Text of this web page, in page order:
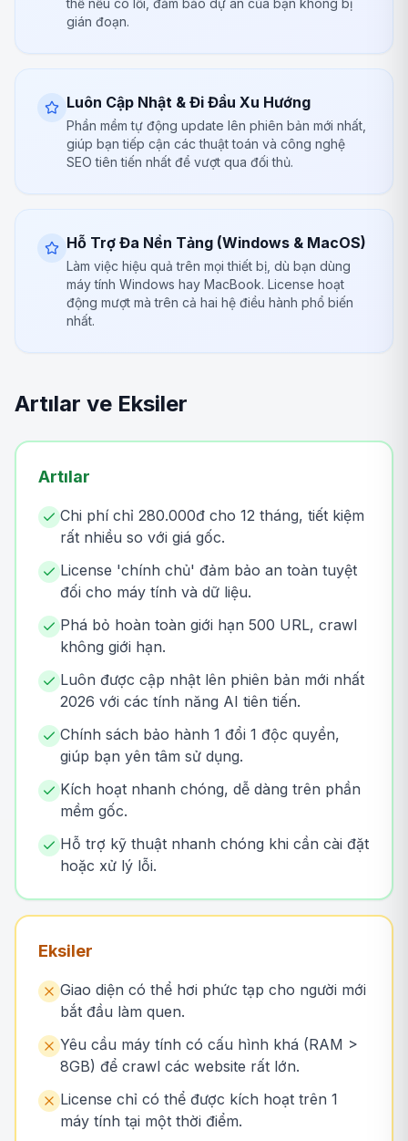
thế nếu có lỗi, đảm bảo dự án của bạn không bị
gián đoạn.
Luôn Cập Nhật & Đi Đầu Xu Hướng
Phần mềm tự động update lên phiên bản mới nhất,
giúp bạn tiếp cận các thuật toán và công nghệ
SEO tiên tiến nhất để vượt qua đối thủ.
Hỗ Trợ Đa Nền Tảng (Windows & MacOS)
Làm việc hiệu quả trên mọi thiết bị, dù bạn dùng
máy tính Windows hay MacBook. License hoạt
động mượt mà trên cả hai hệ điều hành phổ biến
nhất.
Artılar ve Eksiler
Artılar
Chi phí chỉ 280.000đ cho 12 tháng, tiết kiệm
rất nhiều so với giá gốc.
License 'chính chủ' đảm bảo an toàn tuyệt
đối cho máy tính và dữ liệu.
Phá bỏ hoàn toàn giới hạn 500 URL, crawl
không giới hạn.
Luôn được cập nhật lên phiên bản mới nhất
2026 với các tính năng AI tiên tiến.
Chính sách bảo hành 1 đổi 1 độc quyền,
giúp bạn yên tâm sử dụng.
Kích hoạt nhanh chóng, dễ dàng trên phần
mềm gốc.
Hỗ trợ kỹ thuật nhanh chóng khi cần cài đặt
hoặc xử lý lỗi.
Eksiler
Giao diện có thể hơi phức tạp cho người mới
bắt đầu làm quen.
Yêu cầu máy tính có cấu hình khá (RAM >
8GB) để crawl các website rất lớn.
License chỉ có thể được kích hoạt trên 1
máy tính tại một thời điểm.